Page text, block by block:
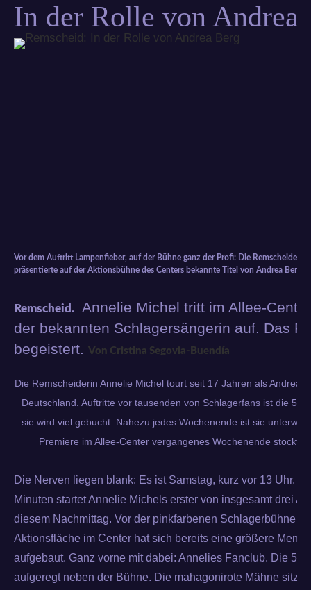
In der Rolle von Andrea
Vor dem Auftritt Lampenfieber, auf der Bühne ganz der Profi: Die Remscheiderin
präsentierte auf der Aktionsbühne des Centers bekannte Titel von Andrea Berg.
Remscheid.
Annelie Michel tritt im Allee-
der bekannten Schlagersängerin auf. Das
begeistert. Von Cristina Segovia-Buendía
Die Remscheiderin Annelie Michel tourt seit 17 Jahren als Andrea-
Deutschland. Auftritte vor tausenden von Schlagerfans ist die 58-
sie wird viel gebucht. Nahezu jedes Wochenende ist sie
Premiere im Allee-Center vergangenes Wochenende stockte
Die Nerven liegen blank: Es ist Samstag, kurz vor 13 Uhr. In
Minuten startet Annelie Michels erster von insgesamt drei
diesem Nachmittag. Vor der pinkfarbenen Schlagerbühne
Aktionsfläche im Center hat sich bereits eine größere
aufgebaut. Ganz vorne mit dabei: Annelies Fanclub. Die 58-
aufgeregt neben der Bühne. Die mahagonirote Mähne sitzt